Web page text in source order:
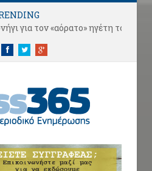
που λάτρευε την Μπάλα
FacebookTwitterGoogle+